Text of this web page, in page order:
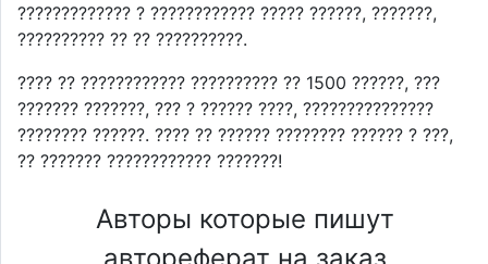
????????????? ? ???????????? ????? ??????, ???????,
?????????? ?? ?? ??????????.
???? ?? ???????????? ?????????? ?? 1500 ??????, ???
??????? ???????, ??? ? ?????? ????, ???????????????
???????? ??????. ???? ?? ?????? ???????? ?????? ? ???,
?? ??????? ???????????? ???????!
Авторы которые пишут